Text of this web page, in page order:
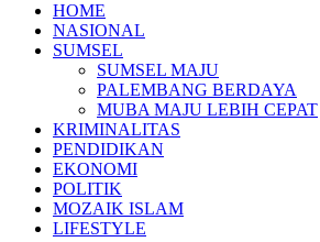
HOME
NASIONAL
SUMSEL
SUMSEL MAJU
PALEMBANG BERDAYA
MUBA MAJU LEBIH CEPAT
KRIMINALITAS
PENDIDIKAN
EKONOMI
POLITIK
MOZAIK ISLAM
LIFESTYLE